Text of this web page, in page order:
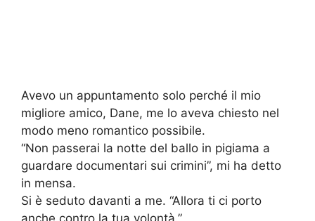
Avevo un appuntamento solo perché il mio
migliore amico, Dane, me lo aveva chiesto nel
modo meno romantico possibile.
“Non passerai la notte del ballo in pigiama a
guardare documentari sui crimini”, mi ha detto
in mensa.
Si è seduto davanti a me. “Allora ti ci porto